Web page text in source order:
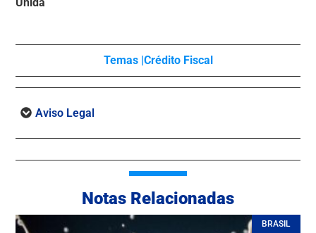
Temas |Crédito Fiscal
Aviso Legal
Notas Relacionadas
BRASIL